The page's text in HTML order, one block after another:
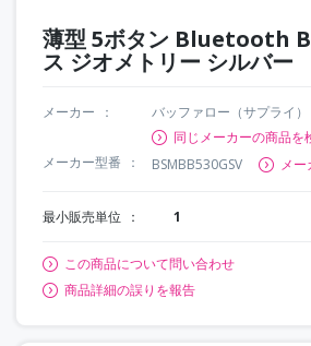
薄型 5ボタン Bluetooth
ス ジオメトリー シルバー
メーカー
バッファロー（サプライ）
同じメーカーの商品を
メーカー型番
BSMBB530GSV メ
最小販売単位 1
この商品について問い合わせ
商品詳細の誤りを報告